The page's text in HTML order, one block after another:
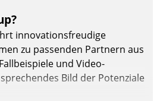
innovationsfreudige
zu passenden Partnern aus
und Video-
Bild der Potenziale